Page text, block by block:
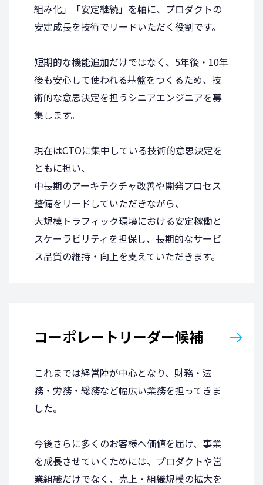
組み化」「安定継続」を軸に、プロダクトの
安定成長を技術でリードいただく役割です。
短期的な機能追加だけではなく、5年後・10年
後も安心して使われる基盤をつくるため、技
術的な意思決定を担うシニアエンジニアを募
集します。
現在はCTOに集中している技術的意思決定を
ともに担い、
中長期のアーキテクチャ改善や開発プロセス
整備をリードしていただきながら、
大規模トラフィック環境における安定稼働と
スケーラビリティを担保し、長期的なサービ
ス品質の維持・向上を支えていただきます。
コーポレートリーダー候補
これまでは経営陣が中心となり、財務・法
務・労務・総務など幅広い業務を担ってきま
した。
今後さらに多くのお客様へ価値を届け、事業
を成長させていくためには、プロダクトや営
業組織だけでなく、売上・組織規模の拡大を